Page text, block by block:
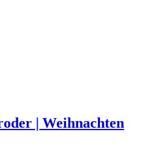
| Weihnachten